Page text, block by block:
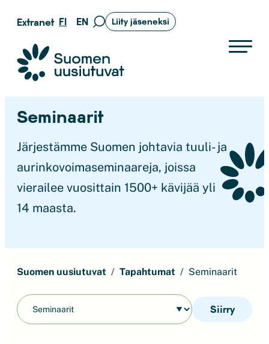
Siirry
sisältöön
Extranet FI EN
Siirry
Liity jäseneksi
Suomen uusiutuvat ry
Seminaarit
Järjestämme Suomen johtavia tuuli- ja
aurinkovoimaseminaareja, joissa
vierailee vuosittain 1500+ kävijää yli
14 maasta.
Suomen uusiutuvat Tapahtumat Seminaarit
Siirry